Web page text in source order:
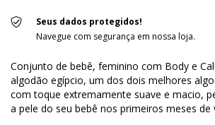
Seus dados protegidos!
Navegue com segurança em nossa loja.
Conjunto de bebê, feminino com Body e
algodão egípcio, um dos dois melhores
com toque extremamente suave e macio,
a pele do seu bebê nos primeiros meses de